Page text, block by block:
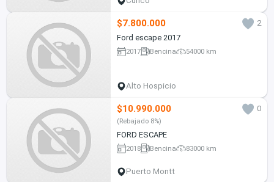
$7.800.000
2
Ford escape 2017
2017 Bencina 54000 km
Alto Hospicio
$10.990.000 0
(Rebajado 8%)
FORD ESCAPE
2018 Bencina 83000 km
Puerto Montt